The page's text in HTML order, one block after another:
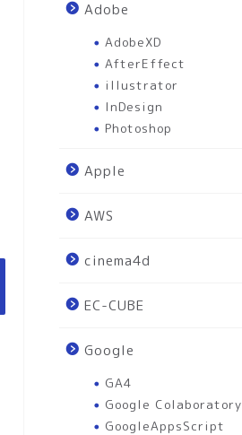
Adobe
AdobeXD
AfterEffect
illustrator
InDesign
Photoshop
Apple
AWS
cinema4d
EC-CUBE
Google
GA4
Google Colaboratory
GoogleAppsScript